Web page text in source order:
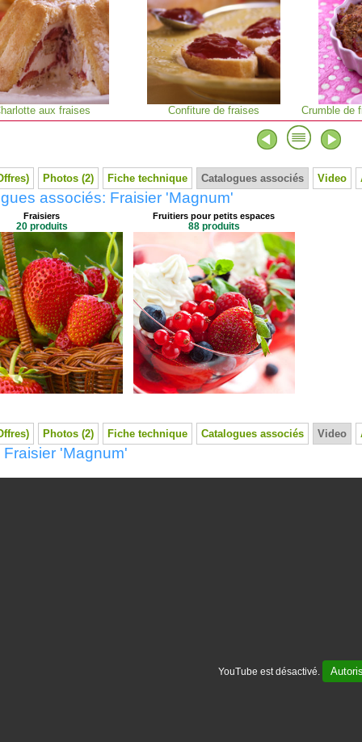
aux fraises Confiture de fraises Crumble de
Photos (2) Fiche technique Catalogues associés Video
associés: Fraisier 'Magnum'
Fraisiers
20 produits
Fruitiers pour petits espaces
88 produits
Photos (2) Fiche technique Catalogues associés Video
Fraisier 'Magnum'
YouTube est désactivé.